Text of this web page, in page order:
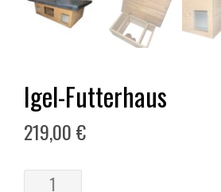
Igel-Futterhaus
219,00€